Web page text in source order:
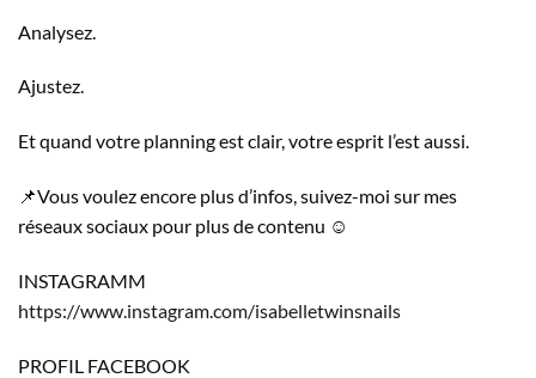
Analysez.
Ajustez.
Et quand votre planning est clair, votre esprit l’est aussi.
📌Vous voulez encore plus d’infos, suivez-moi sur mes
réseaux sociaux pour plus de contenu ☺️
INSTAGRAMM
https://www.instagram.com/isabelletwinsnails
PROFIL FACEBOOK